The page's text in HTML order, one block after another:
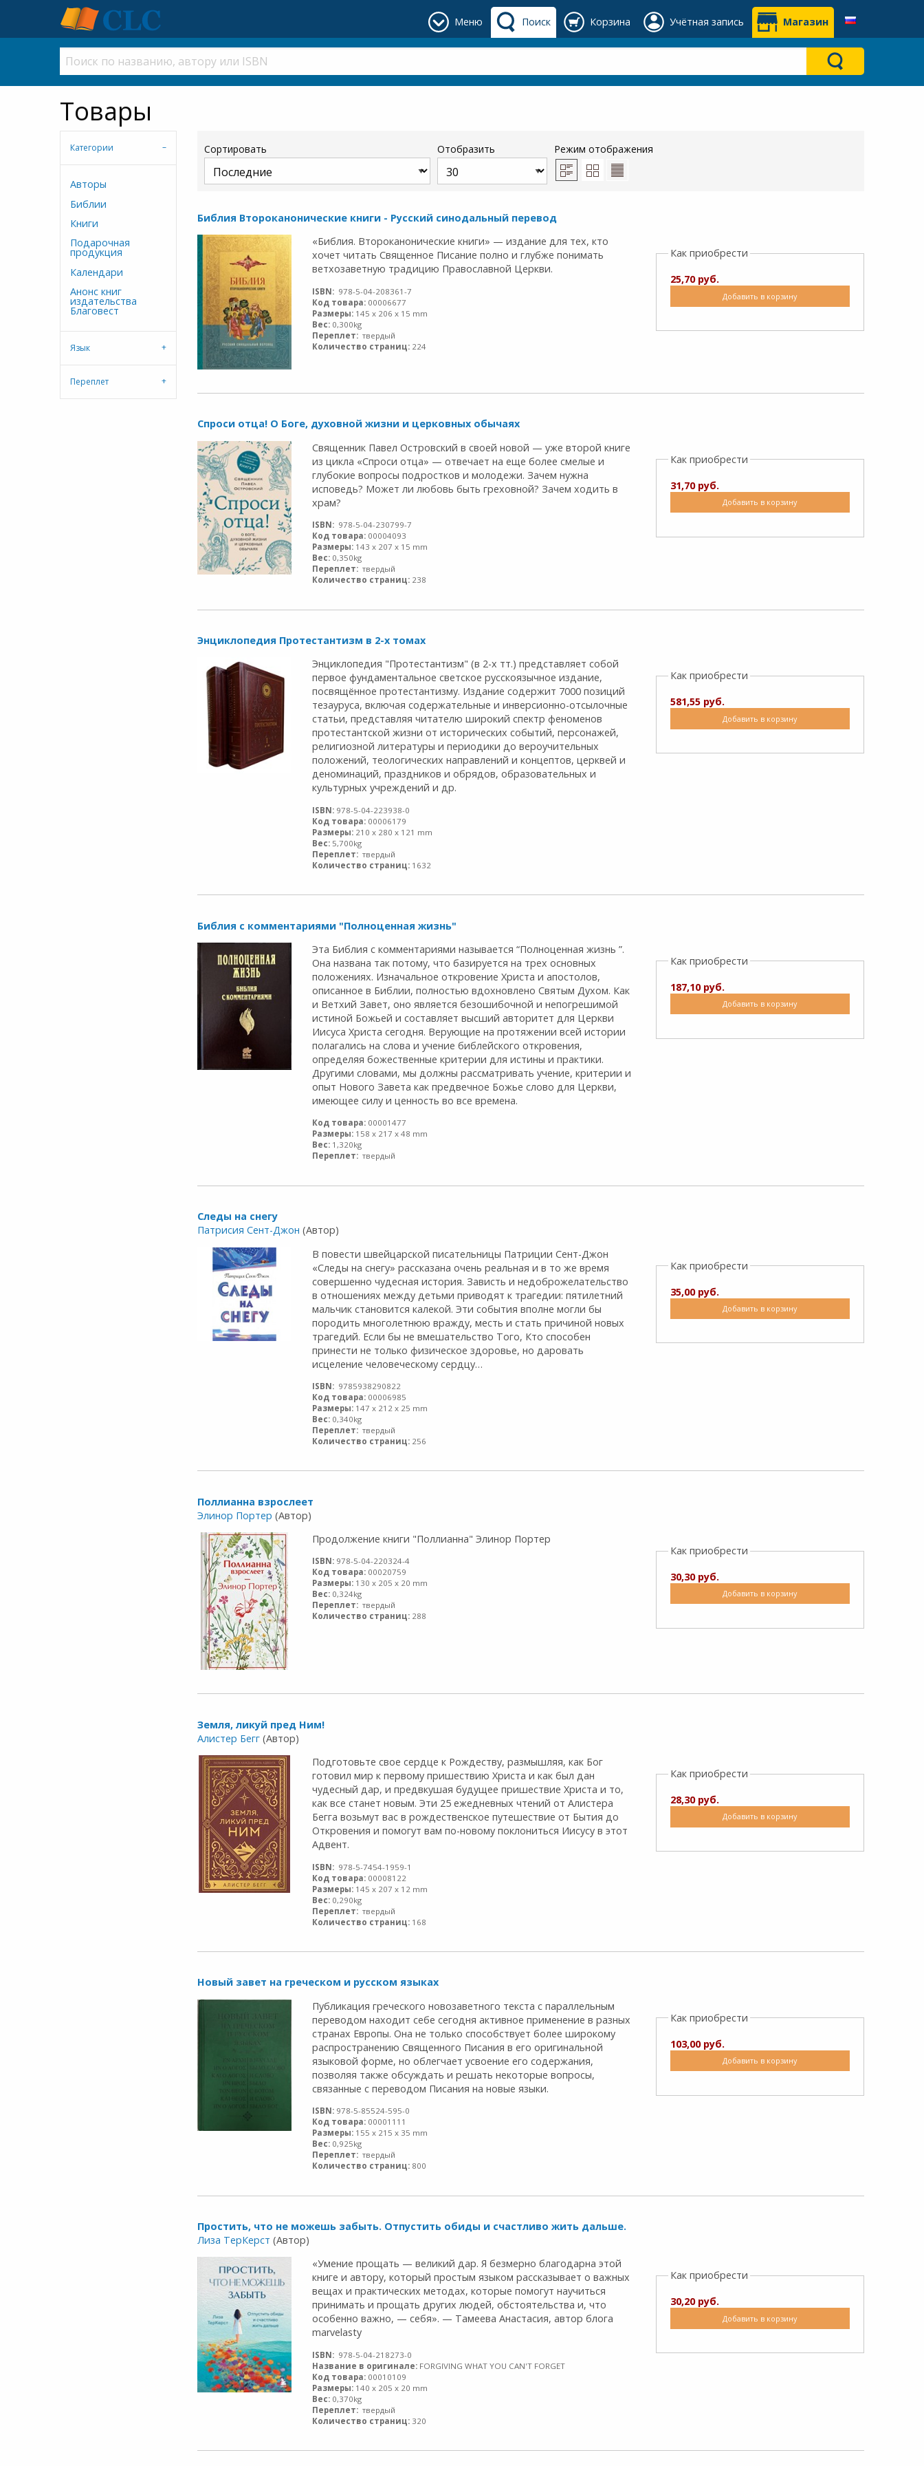
Меню Поиск Корзина Учётная запись Магазин
Товары
Сортировать Отобразить Режим отображения
Библия Второканонические книги - Русский синодальный перевод
«Библия. Второканонические книги» — издание для тех, кто
хочет читать Священное Писание полно и глубже понимать
ветхозаветную традицию Православной Церкви.
ISBN:978-5-04-208361-7
Код товара:00006677
Размеры:145 x 206 x 15 mm
Вес:0,300kg
Переплет:твердый
Количество страниц:224
Как приобрести
25,70 руб.
Добавить в корзину
Спроси отца! О Боге, духовной жизни и церковных обычаях
Священник Павел Островский в своей новой — уже второй книге
из цикла «Спроси отца» — отвечает на еще более смелые и
глубокие вопросы подростков и молодежи. Зачем нужна
исповедь? Может ли любовь быть греховной? Зачем ходить в
храм?
ISBN:978-5-04-230799-7
Код товара:00004093
Размеры:143 x 207 x 15 mm
Вес:0,350kg
Переплет:твердый
Количество страниц:238
Как приобрести
31,70 руб.
Добавить в корзину
Энциклопедия Протестантизм в 2-х томах
Энциклопедия "Протестантизм" (в 2-х тт.) представляет собой
первое фундаментальное светское русскоязычное издание,
посвящённое протестантизму. Издание содержит 7000 позиций
тезауруса, включая содержательные и инверсионно-отсылочные
статьи, представляя читателю широкий спектр феноменов
протестантской жизни от исторических событий, персонажей,
религиозной литературы и периодики до вероучительных
положений, теологических направлений и концептов, церквей и
деноминаций, праздников и обрядов, образовательных и
культурных учреждений и др.
ISBN:978-5-04-223938-0
Код товара:00006179
Размеры:210 x 280 x 121 mm
Вес:5,700kg
Переплет:твердый
Количество страниц:1632
Как приобрести
581,55 руб.
Добавить в корзину
Библия с комментариями "Полноценная жизнь"
Эта Библия с комментариями называется “Полноценная жизнь ”.
Она названа так потому, что базируется на трех основных
положениях. Изначальное откровение Христа и апостолов,
описанное в Библии, полностью вдохновлено Святым Духом. Как
и Ветхий Завет, оно является безошибочной и непогрешимой
истиной Божьей и составляет высший авторитет для Церкви
Иисуса Христа сегодня. Верующие на протяжении всей истории
полагались на слова и учение библейского откровения,
определяя божественные критерии для истины и практики.
Другими словами, мы должны рассматривать учение, критерии и
опыт Нового Завета как предвечное Божье слово для Церкви,
имеющее силу и ценность во все времена.
Код товара:00001477
Размеры:158 x 217 x 48 mm
Вес:1,320kg
Переплет:твердый
Как приобрести
187,10 руб.
Добавить в корзину
Следы на снегу
Патрисия Сент-Джон (Автор)
В повести швейцарской писательницы Патриции Сент-Джон
«Следы на снегу» рассказана очень реальная и в то же время
совершенно чудесная история. Зависть и недоброжелательство
в отношениях между детьми приводят к трагедии: пятилетний
мальчик становится калекой. Эти события вполне могли бы
породить многолетнюю вражду, месть и стать причиной новых
трагедий. Если бы не вмешательство Того, Кто способен
принести не только физическое здоровье, но даровать
исцеление человеческому сердцу…
ISBN:9785938290822
Код товара:00006985
Размеры:147 x 212 x 25 mm
Вес:0,340kg
Переплет:твердый
Количество страниц:256
Как приобрести
35,00 руб.
Добавить в корзину
Поллианна взрослеет
Элинор Портер (Автор)
Продолжение книги "Поллианна" Элинор Портер
ISBN:978-5-04-220324-4
Код товара:00020759
Размеры:130 x 205 x 20 mm
Вес:0,324kg
Переплет:твердый
Количество страниц:288
Как приобрести
30,30 руб.
Добавить в корзину
Земля, ликуй пред Ним!
Алистер Бегг (Автор)
Подготовьте свое сердце к Рождеству, размышляя, как Бог
готовил мир к первому пришествию Христа и как был дан
чудесный дар, и предвкушая будущее пришествие Христа и то,
как все станет новым. Эти 25 ежедневных чтений от Алистера
Бегга возьмут вас в рождественское путешествие от Бытия до
Откровения и помогут вам по-новому поклониться Иисусу в этот
Адвент.
ISBN:978-5-7454-1959-1
Код товара:00008122
Размеры:145 x 207 x 12 mm
Вес:0,290kg
Переплет:твердый
Количество страниц:168
Как приобрести
28,30 руб.
Добавить в корзину
Новый завет на греческом и русском языках
Публикация греческого новозаветного текста с параллельным
переводом находит себе сегодня активное применение в разных
странах Европы. Она не только способствует более широкому
распространению Священного Писания в его оригинальной
языковой форме, но облегчает усвоение его содержания,
позволяя также обсуждать и решать некоторые вопросы,
связанные с переводом Писания на новые языки.
ISBN:978-5-85524-595-0
Код товара:00001111
Размеры:155 x 215 x 35 mm
Вес:0,925kg
Переплет:твердый
Количество страниц:800
Как приобрести
103,00 руб.
Добавить в корзину
Простить, что не можешь забыть. Отпустить обиды и счастливо жить дальше.
Лиза ТерКерст (Автор)
«Умение прощать — великий дар. Я безмерно благодарна этой
книге и автору, который простым языком рассказывает о важных
вещах и практических методах, которые помогут научиться
принимать и прощать других людей, обстоятельства и, что
особенно важно, — себя». — Тамеева Анастасия, автор блога
marvelasty
ISBN:978-5-04-218273-0
Название в оригинале:FORGIVING WHAT YOU CAN'T FORGET
Код товара:00010109
Размеры:140 x 205 x 20 mm
Вес:0,370kg
Переплет:твердый
Количество страниц:320
Как приобрести
30,20 руб.
Добавить в корзину
Категории
Авторы
Библии
Книги
Подарочная
продукция
Календари
Анонс книг
издательства
Благовест
Язык
Переплет